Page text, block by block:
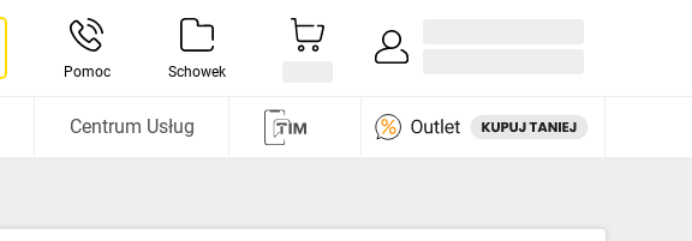
Pomoc Schowek
Centrum Usług